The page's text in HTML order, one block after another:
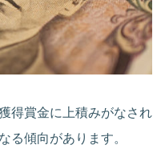
得賞金に上積みがなされ
る傾向があります。